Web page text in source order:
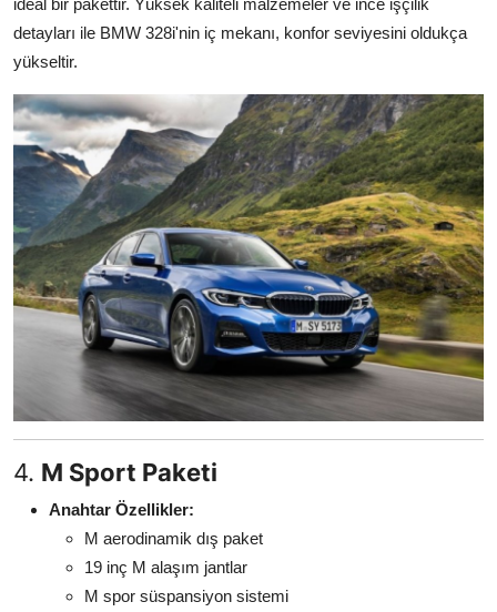
ideal bir pakettir. Yüksek kaliteli malzemeler ve ince işçilik
detayları ile BMW 328i'nin iç mekanı, konfor seviyesini oldukça
yükseltir.
4. M Sport Paketi
Anahtar Özellikler:
M aerodinamik dış paket
19 inç M alaşım jantlar
M spor süspansiyon sistemi